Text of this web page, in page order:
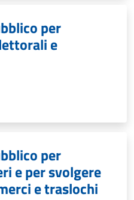
per
e
per
e per svolgere
e traslochi